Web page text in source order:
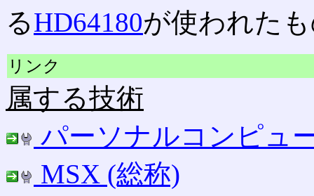
るHD64180が使われた
リンク
属する技術
パーソナルコンピュ
MSX (総称)